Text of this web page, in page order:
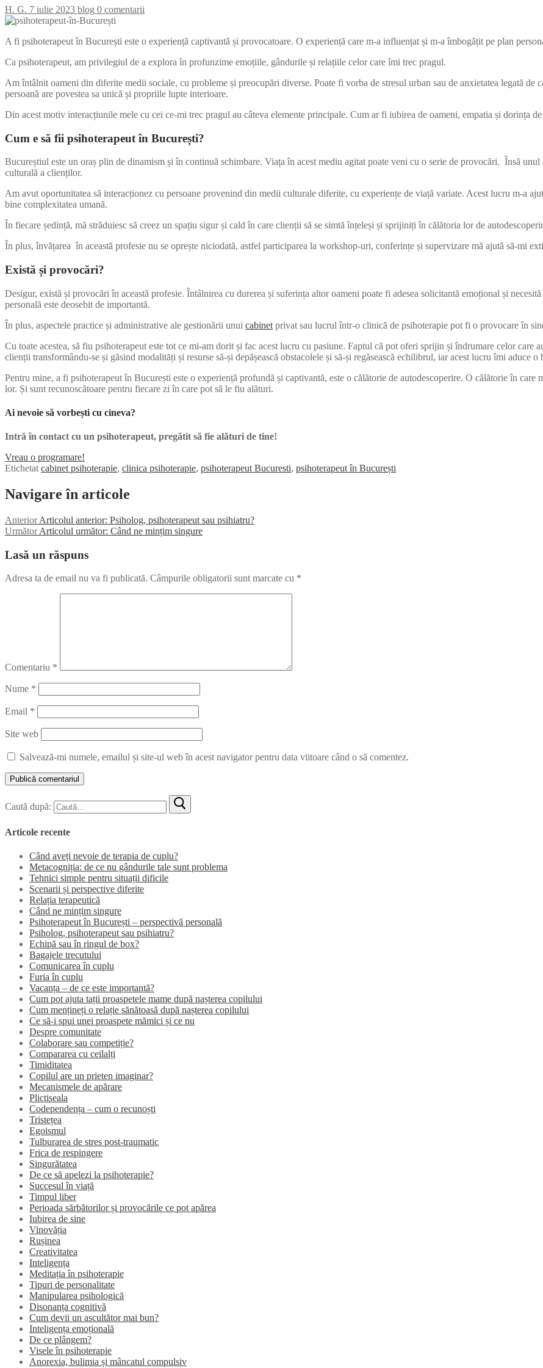
H. G. 7 iulie 2023 blog 0 comentarii
A fi psihoterapeut în București este o experiență captivantă și provocatoare. O experiență care m-a influențat și m-a îmbogățit pe plan
Ca psihoterapeut, am privilegiul de a explora în profunzime emoțiile, gândurile și relațiile celor care îmi trec pragul.
Am întâlnit oameni din diferite medii sociale, cu probleme și preocupări diverse. Poate fi vorba de stresul urban sau de anxietatea legată
persoană are povestea sa unică și propriile lupte interioare.
Din acest motiv interacțiunile mele cu cei ce-mi trec pragul au câteva elemente principale. Cum ar fi iubirea de oameni, empatia și dorința
Cum e să fii psihoterapeut în București?
Bucureștiul este un oraș plin de dinamism și în continuă schimbare. Viața în acest mediu agitat poate veni cu o serie de provocări. Însă
culturală a clienților.
Am avut oportunitatea să interacționez cu persoane provenind din medii culturale diferite, cu experiențe de viață variate. Acest lucru m-a
bine complexitatea umană.
În fiecare ședință, mă străduiesc să creez un spațiu sigur și cald în care clienții să se simtă înțeleși și sprijiniți în călătoria lor de
În plus, învățarea în această profesie nu se oprește niciodată, astfel participarea la workshop-uri, conferințe și supervizare mă ajută să-mi
Există și provocări?
Desigur, există și provocări în această profesie. Întâlnirea cu durerea și suferința altor oameni poate fi adesea solicitantă emoțional și
personală este deosebit de importantă.
În plus, aspectele practice și administrative ale gestionării unui cabinet privat sau lucrul într-o clinică de psihoterapie pot fi o provocare în
Cu toate acestea, să fiu psihoterapeut este tot ce mi-am dorit și fac acest lucru cu pasiune. Faptul că pot oferi sprijin și îndrumare celor care
clienții transformându-se și găsind modalități și resurse să-și depășească obstacolele și să-și regăsească echilibrul, iar acest lucru îmi aduce
Pentru mine, a fi psihoterapeut în București este o experiență profundă și captivantă, este o călătorie de autodescoperire. O călătorie în
lor. Și sunt recunoscătoare pentru fiecare zi în care pot să le fiu alături.
Ai nevoie să vorbești cu cineva?
Intră în contact cu un psihoterapeut, pregătit să fie alături de tine!
Vreau o programare!
Etichetat cabinet psihoterapie, clinica psihoterapie, psihoterapeut Bucuresti, psihoterapeut în București
Navigare în articole
Anterior Articolul anterior: Psiholog, psihoterapeut sau psihiatru?
Următor Articolul următor: Când ne mințim singure
Lasă un răspuns
Adresa ta de email nu va fi publicată. Câmpurile obligatorii sunt marcate cu *
Comentariu *
Nume *
Email *
Site web
Salvează-mi numele, emailul și site-ul web în acest navigator pentru data viitoare când o să comentez.
Caută după:
Articole recente
Când aveți nevoie de terapia de cuplu?
Metacogniția: de ce nu gândurile tale sunt problema
Tehnici simple pentru situații dificile
Scenarii și perspective diferite
Relația terapeutică
Când ne mințim singure
Psihoterapeut în București – perspectivă personală
Psiholog, psihoterapeut sau psihiatru?
Echipă sau în ringul de box?
Bagajele trecutului
Comunicarea în cuplu
Furia în cuplu
Vacanța – de ce este importantă?
Cum pot ajuta tații proaspetele mame după nașterea copilului
Cum mențineți o relație sănătoasă după nașterea copilului
Ce să-i spui unei proaspete mămici și ce nu
Despre comunitate
Colaborare sau competiție?
Compararea cu ceilalți
Timiditatea
Copilul are un prieten imaginar?
Mecanismele de apărare
Plictiseala
Codependența – cum o recunoști
Tristețea
Egoismul
Tulburarea de stres post-traumatic
Frica de respingere
Singurătatea
De ce să apelezi la psihoterapie?
Succesul în viață
Timpul liber
Perioada sărbătorilor și provocările ce pot apărea
Iubirea de sine
Vinovăția
Rușinea
Creativitatea
Inteligența
Meditația în psihoterapie
Tipuri de personalitate
Manipularea psihologică
Disonanța cognitivă
Cum devii un ascultător mai bun?
Inteligența emoțională
De ce plângem?
Visele în psihoterapie
Anorexia, bulimia și mâncatul compulsiv